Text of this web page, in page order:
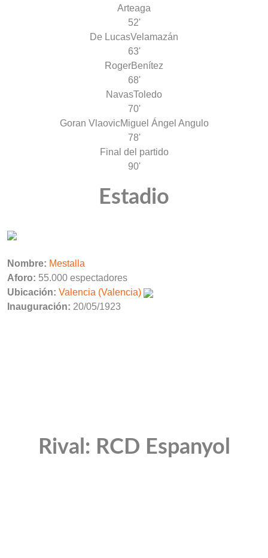
Arteaga
52'
De LucasVelamazán
63'
RogerBenítez
68'
NavasToledo
70'
Goran VlaovicMiguel Ángel Angulo
78'
Final del partido
90'
Estadio
Nombre: Mestalla
Aforo: 55.000 espectadores
Ubicación: Valencia (Valencia)
Inauguración: 20/05/1923
Rival: RCD Espanyol